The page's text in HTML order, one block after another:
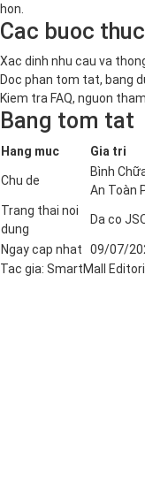
hon.
Cac buoc
Xac dinh nhu cau va
Doc phan tom tat, bang
Kiem tra FAQ, nguon
Bang tom tat
Hang muc Gia tri
Chu de
Bình
An Toàn
Trang thai noi
dung
Da co
Ngay cap nhat
09/07/
Tac gia: SmartMall